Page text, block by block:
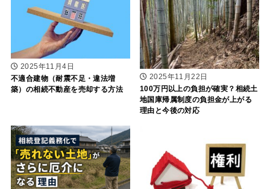
2025年11月4日
不適合建物（耐震不足・違法増
築）の相続不動産を売却する方法
2025年11月22日
100万円以上の負担が確実？相続土
地国庫帰属制度の負担金が上がる
理由と今後の対応